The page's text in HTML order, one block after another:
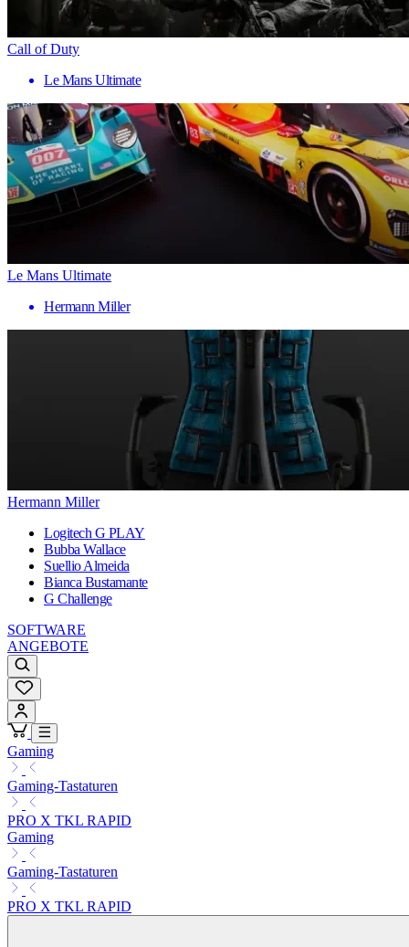
Call of Duty
Le Mans Ultimate
Le Mans Ultimate
Hermann Miller
Hermann Miller
Logitech G PLAY
Bubba Wallace
Suellio Almeida
Bianca Bustamante
G Challenge
SOFTWARE
ANGEBOTE
Gaming
Gaming-Tastaturen
PRO X TKL RAPID
Gaming
Gaming-Tastaturen
PRO X TKL RAPID